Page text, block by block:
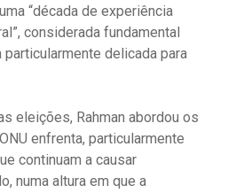
“década de experiência
considerada fundamental
delicada para
eleições, Rahman abordou os
enfrenta, particularmente
continuam a causar
numa altura em que a